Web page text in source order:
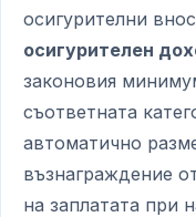
осигурителни
осигурителен
законовия
съответната
автоматично
възнаграждение
на заплатата при